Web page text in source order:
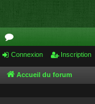
or
u
Connexion Inscription
Accueil du forum